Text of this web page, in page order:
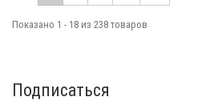
Показано 1 - 18 из 238 товаров
Подписаться